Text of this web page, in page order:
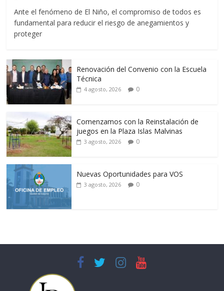
Ante el fenómeno de El Niño, el compromiso de todos es
fundamental para reducir el riesgo de anegamientos y
proteger
Renovación del Convenio con la Escuela
Técnica
4 agosto, 2026 0
Comenzamos con la Reinstalación de
juegos en la Plaza Islas Malvinas
3 agosto, 2026 0
Nuevas Oportunidades para VOS
3 agosto, 2026 0